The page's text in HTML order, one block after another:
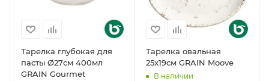
Тарелка глубокая для
пасты Ø27см 400мл
GRAIN Gourmet
Тарелка овальная
25x19см GRAIN Moove
В наличии